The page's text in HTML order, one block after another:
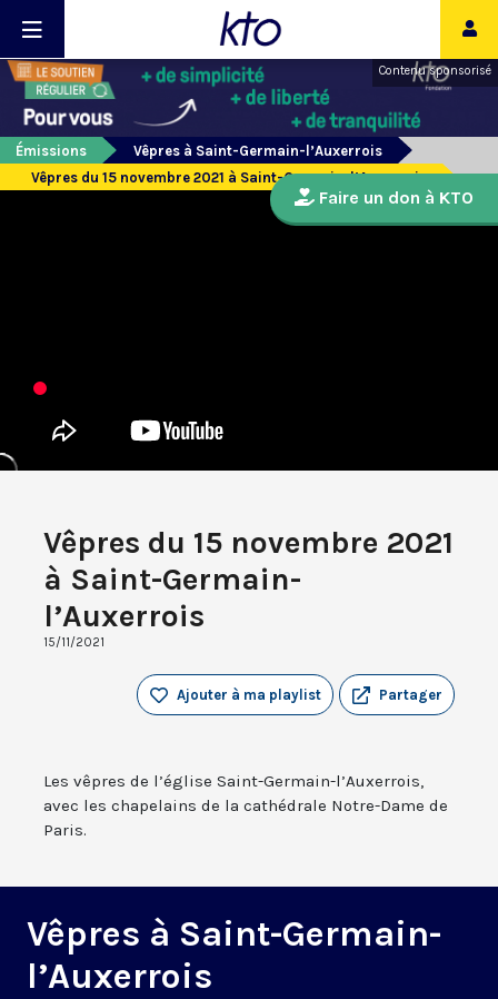
Contenu sponsorisé
Émissions
Vêpres à Saint-Germain-l’Auxerrois
Vêpres du 15 novembre 2021 à Saint-Germain-l’Auxerrois
Vêpres du 15 novembre 2021
à Saint-Germain-
l’Auxerrois
15/11/2021
Partager
Ajouter à ma playlist
Les vêpres de l’église Saint-Germain-l’Auxerrois,
avec les chapelains de la cathédrale Notre-Dame de
Paris.
Vêpres à Saint-Germain-
l’Auxerrois
Faire un don à KTO